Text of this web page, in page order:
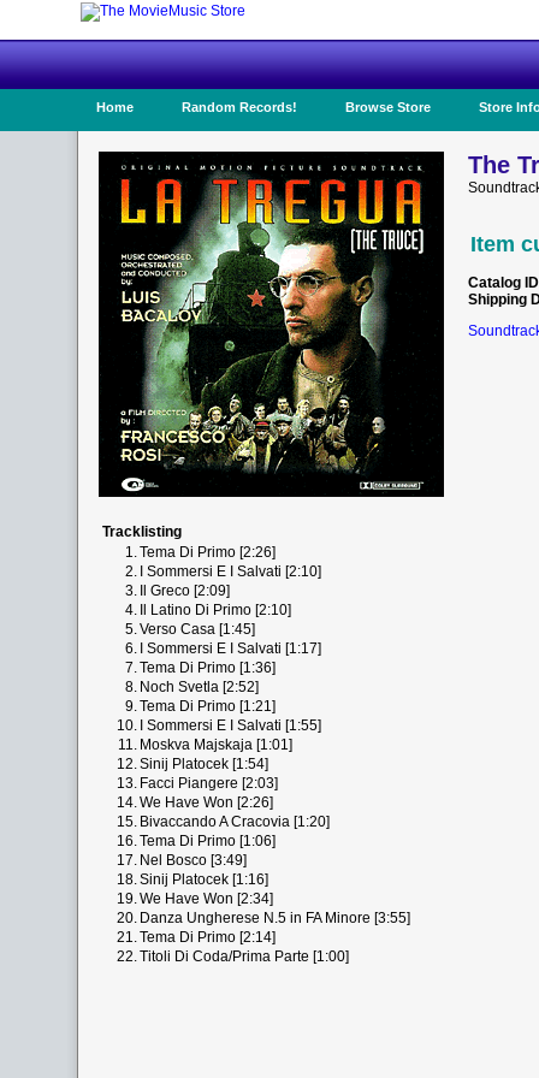
Home Random Records! Browse Store Store
The
Item
Catalog ID
Shipping
Tracklisting
1.Tema Di Primo [2:26]
2. I Sommersi E I Salvati [2:10]
3.
Il Greco [2:09]
4.
Il Latino Di Primo [2:10]
5.Verso Casa [1:45]
6. I Sommersi E I Salvati [1:17]
7.Tema Di Primo [1:36]
8. Noch Svetla [2:52]
9.Tema Di Primo [1:21]
10. I Sommersi E I Salvati [1:55]
11. Moskva Majskaja [1:01]
12.Sinij Platocek [1:54]
13. Facci Piangere [2:03]
14.We Have Won [2:26]
15. Bivaccando A Cracovia [1:20]
16.Tema Di Primo [1:06]
17. Nel Bosco [3:49]
18.Sinij Platocek [1:16]
19.We Have Won [2:34]
20. Danza Ungherese N.5 in FA Minore [3:55]
21.Tema Di Primo [2:14]
22.Titoli Di Coda/Prima Parte [1:00]